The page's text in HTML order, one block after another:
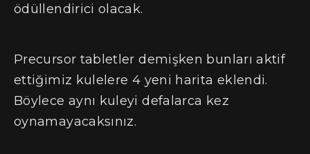
ödüllendirici olacak.
Precursor tabletler demişken bunları aktif
ettiğimiz kulelere 4 yeni harita eklendi.
Böylece aynı kuleyi defalarca kez
oynamayacaksınız.